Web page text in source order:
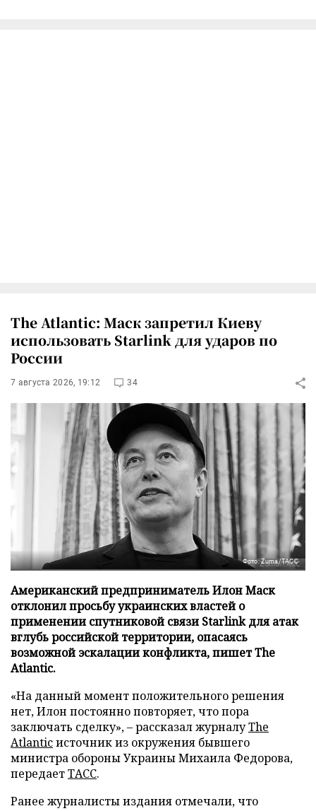
The Atlantic: Маск запретил Киеву
использовать Starlink для ударов по
России
7 августа 2026, 19:12 34
Фото: Zuma/ТАСС
Американский предприниматель Илон Маск
отклонил просьбу украинских властей о
применении спутниковой связи Starlink для атак
вглубь российской территории, опасаясь
возможной эскалации конфликта, пишет The
Atlantic.
«На данный момент положительного решения
нет, Илон постоянно повторяет, что пора
заключать сделку», – рассказал журналуThe
Atlanticисточник из окружения бывшего
министра обороны Украины Михаила Федорова,
передаетТАСС.
Ранее журналисты издания отмечали, что